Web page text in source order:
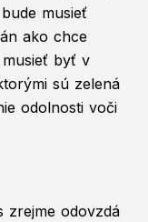
musieť
ako chce
byť v
sú zelená
odolnosti voči
zrejme odovzdá